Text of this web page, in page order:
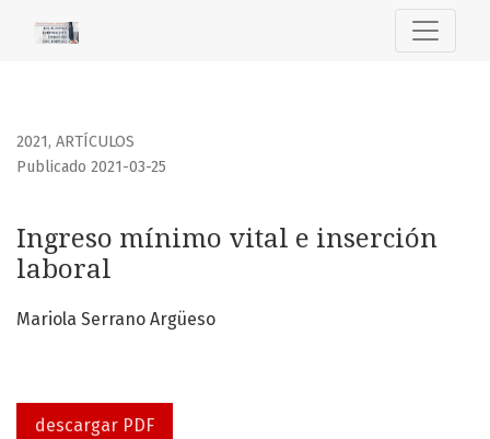
2021, ARTÍCULOS
Ingreso mínimo vital e inserción
laboral
Publicado 2021-03-25
Mariola Serrano Argüeso
descargar PDF